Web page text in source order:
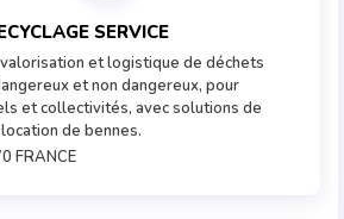
SERVICE
et logistique de déchets
et non dangereux, pour
et collectivités, avec solutions de
de bennes.
FRANCE